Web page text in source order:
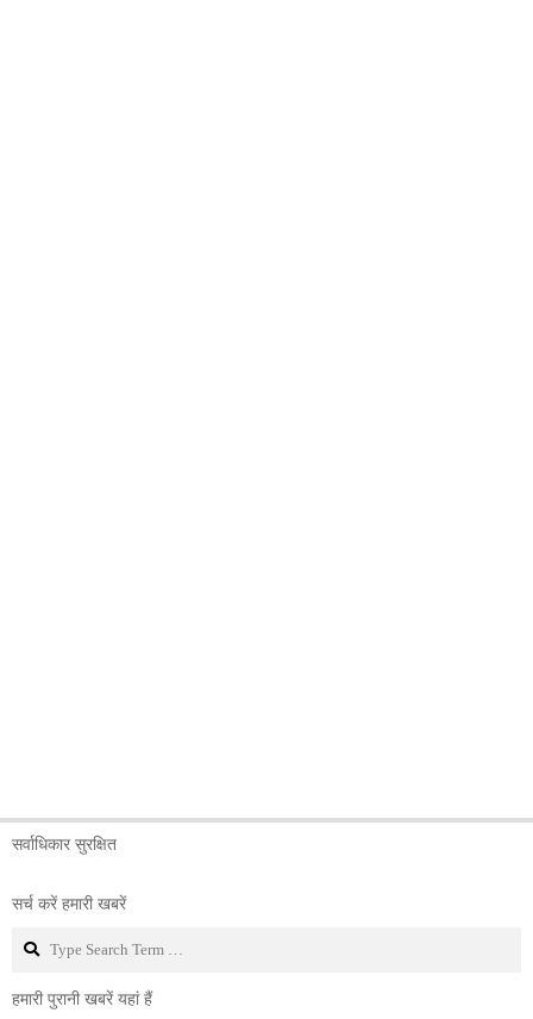
सर्वाधिकार सुरक्षित
सर्च करें हमारी खबरें
हमारी पुरानी खबरें यहां हैं